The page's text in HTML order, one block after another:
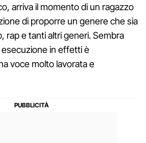
arriva il momento di un ragazzo
di proporre un genere che sia
rap e tanti altri generi. Sembra
in effetti è
voce molto lavorata e